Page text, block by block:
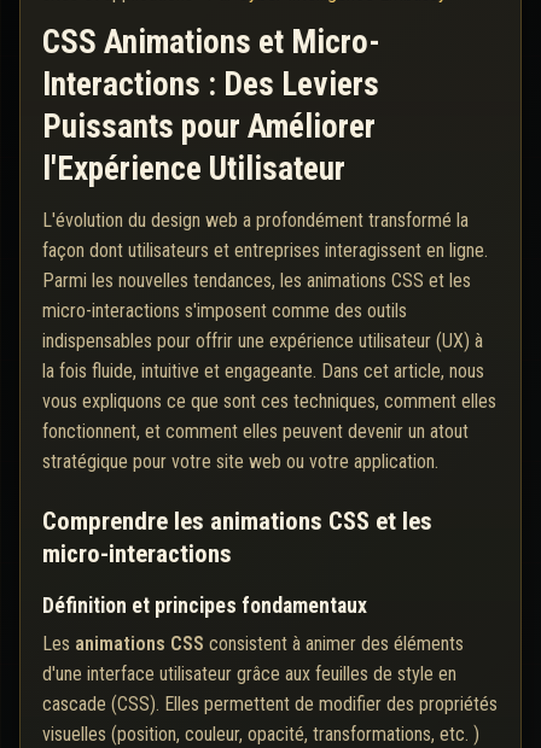
CSS Animations et Micro-
Interactions : Des Leviers
Puissants pour Améliorer
l'Expérience Utilisateur
L'évolution du design web a profondément transformé la
façon dont utilisateurs et entreprises interagissent en ligne.
Parmi les nouvelles tendances, les animations CSS et les
micro-interactions s'imposent comme des outils
indispensables pour offrir une expérience utilisateur (UX) à
la fois fluide, intuitive et engageante. Dans cet article, nous
vous expliquons ce que sont ces techniques, comment elles
fonctionnent, et comment elles peuvent devenir un atout
stratégique pour votre site web ou votre application.
Comprendre les animations CSS et les
micro-interactions
Définition et principes fondamentaux
Les animations CSS consistent à animer des éléments
d'une interface utilisateur grâce aux feuilles de style en
cascade (CSS). Elles permettent de modifier des propriétés
visuelles (position, couleur, opacité, transformations, etc. )